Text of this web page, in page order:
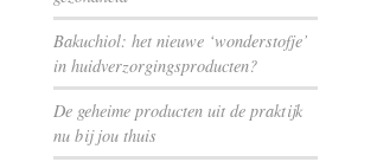
Bakuchiol: het nieuwe ‘wonderstofje’
in huidverzorgingsproducten?
De geheime producten uit de praktijk
nu bij jou thuis